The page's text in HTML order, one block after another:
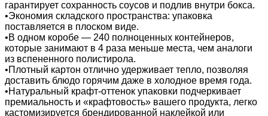
гарантирует сохранность соусов и подлив внутри бокса.
•Экономия складского пространства: упаковка
поставляется в плоском виде.
•В одном коробе — 240 полноценных контейнеров,
которые занимают в 4 раза меньше места, чем аналоги
из вспененного полистирола.
•Плотный картон отлично удерживает тепло, позволяя
доставить блюдо горячим даже в холодное время года.
•Натуральный крафт-оттенок упаковки подчеркивает
премиальность и «крафтовость» вашего продукта, легко
кастомизируется брендированной наклейкой или